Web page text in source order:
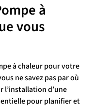
à
vous
à chaleur pour votre
ne savez pas par où
l’installation d’une
pour planifier et